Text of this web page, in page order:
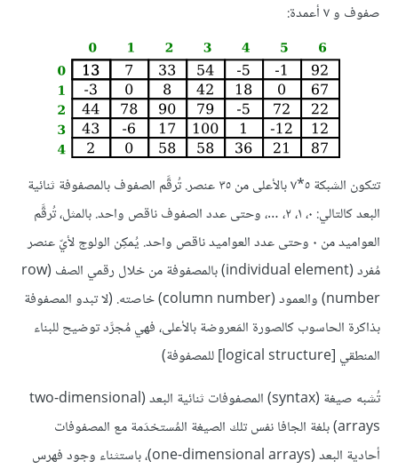
صفوف و ٧ أعمدة:
تتكون الشبكة ٥*٧ بالأعلى من ٣٥ عنصر. تُرقَّم الصفوف بالمصفوفة ثنائية
البعد كالتالي: ٠، ١، ٢، …، وحتى عدد الصفوف ناقص واحد. بالمثل، تُرقَّم
العواميد من ٠ وحتى عدد العواميد ناقص واحد. يُمكِن الولوج لأيّ عنصر
مُفرد (individual element) بالمصفوفة من خلال رقمي الصف (row
number) والعمود (column number) خاصته. (لا تبدو المصفوفة
بذاكرة الحاسوب كالصورة المَعروضة بالأعلى، فهي مُجرَّد توضيح للبناء
المنطقي [logical structure] للمصفوفة)
تُشبه صيغة (syntax) المصفوفات ثنائية البعد (two-dimensional
arrays) بلغة الجافا نفس تلك الصيغة المُستخدَمة مع المصفوفات
أحادية البعد (one-dimensional arrays)، باستثناء وجود فهرس